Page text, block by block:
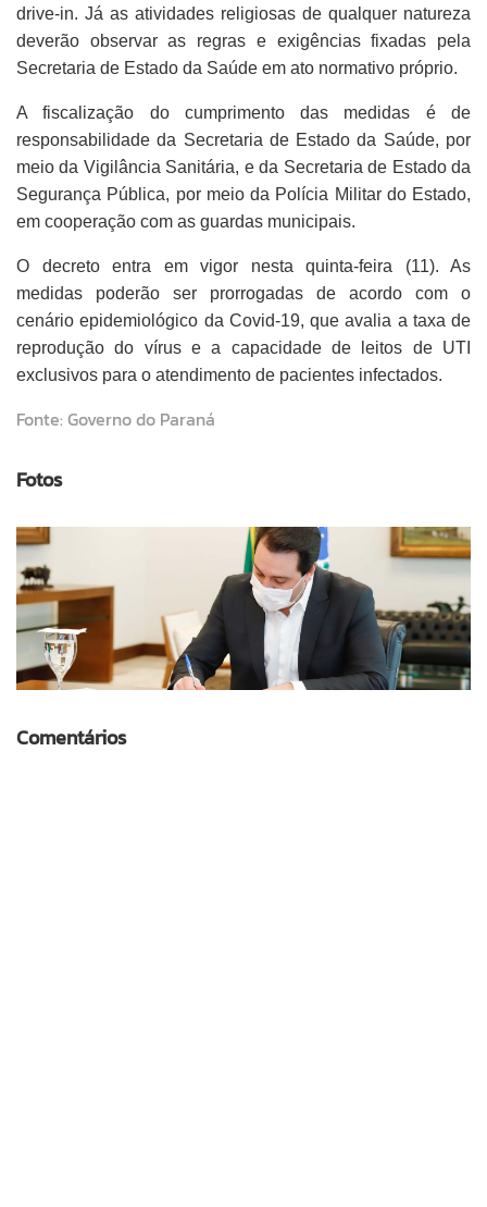
drive-in. Já as atividades religiosas de qualquer natureza
deverão observar as regras e exigências fixadas pela
Secretaria de Estado da Saúde em ato normativo próprio.
A fiscalização do cumprimento das medidas é de
responsabilidade da Secretaria de Estado da Saúde, por
meio da Vigilância Sanitária, e da Secretaria de Estado da
Segurança Pública, por meio da Polícia Militar do Estado,
em cooperação com as guardas municipais.
O decreto entra em vigor nesta quinta-feira (11). As
medidas poderão ser prorrogadas de acordo com o
cenário epidemiológico da Covid-19, que avalia a taxa de
reprodução do vírus e a capacidade de leitos de UTI
exclusivos para o atendimento de pacientes infectados.
Fonte: Governo do Paraná
Fotos
Comentários